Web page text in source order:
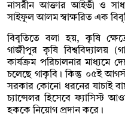
নাসরীন আক্তার আইভী ও
সাইফুল আলম স্বাক্ষরিত এক
বিবৃতিতে বলা হয়, কৃষি
গাজীপুর কৃষি বিশ্ববিদ্যালয়
কার্যক্রম পরিচালনার মাধ্যমে
চলেছে গাকৃবি। কিন্তু ০৫ই
সরকার কোনো ধরনের যাচাই
চ্যান্সেলর হিসেবে
হককে নিয়োগ প্রদান করে।